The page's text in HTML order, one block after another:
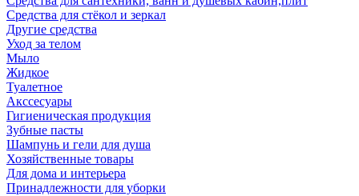
Средства для стёкол и зеркал
Другие средства
Уход за телом
Мыло
Жидкое
Туалетное
Акссесуары
Гигиеническая продукция
Зубные пасты
Шампунь и гели для душа
Хозяйственные товары
Для дома и интерьера
Принадлежности для уборки